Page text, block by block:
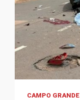
CAMPO GRANDE